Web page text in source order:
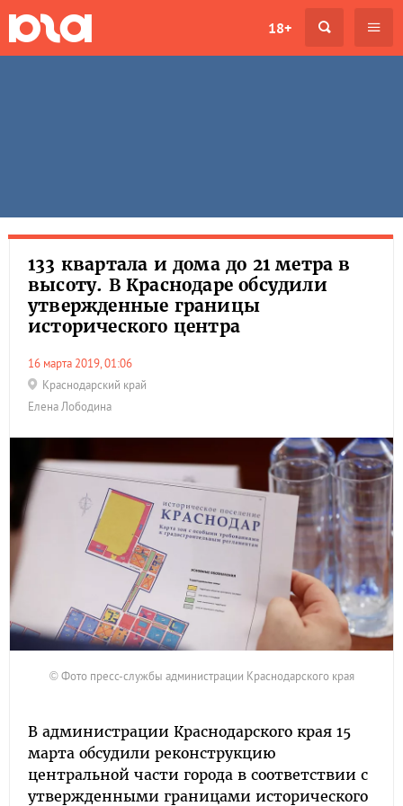
18+
133 квартала и дома до 21 метра в
высоту. В Краснодаре обсудили
утвержденные границы
исторического центра
16 марта 2019, 01:06
Краснодарский край
Елена Лободина
© Фото пресс-службы администрации Краснодарского края
В администрации Краснодарского края 15
марта обсудили реконструкцию
центральной части города в соответствии с
утвержденными границами исторического